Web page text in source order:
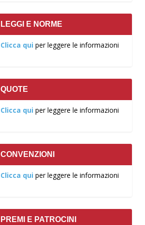
LEGGI E NORME
Clicca qui per leggere le informazioni
QUOTE
Clicca qui per leggere le informazioni
CONVENZIONI
Clicca qui per leggere le informazioni
PREMI E PATROCINI